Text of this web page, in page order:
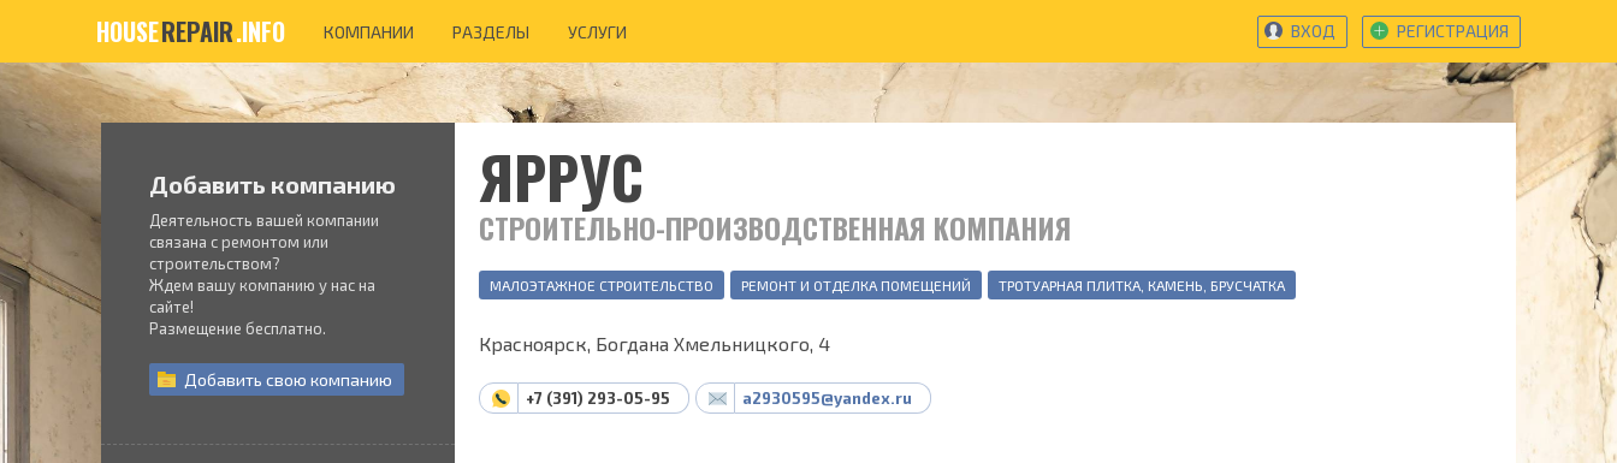
HOUSEREPAIR.INFO КОМПАНИИ РАЗДЕЛЫ УСЛУГИ ВХОД РЕГИСТРАЦИЯ
Добавить компанию
Деятельность вашей компании
связана с ремонтом или
строительством?
Ждем вашу компанию у нас на
сайте!
Размещение бесплатно.
Добавить свою компанию
ЯРРУС
СТРОИТЕЛЬНО-ПРОИЗВОДСТВЕННАЯ КОМПАНИЯ
МАЛОЭТАЖНОЕ СТРОИТЕЛЬСТВО РЕМОНТ И ОТДЕЛКА ПОМЕЩЕНИЙ ТРОТУАРНАЯ ПЛИТКА, КАМЕНЬ, БРУСЧАТКА
Красноярск, Богдана Хмельницкого, 4
+7 (391) 293-05-95 a2930595@yandex.ru